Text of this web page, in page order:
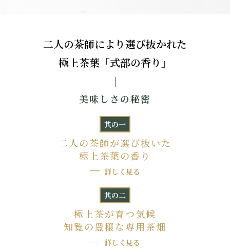
二人の茶師により選び抜かれた
極上茶葉「式部の香り」
美味しさの秘密
其の一
二人の茶師が選び抜いた
極上茶葉の香り
詳しく見る
其の二
極上茶が育つ気候
知覧の豊穣な専用茶畑
詳しく見る